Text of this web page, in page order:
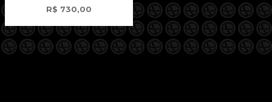
R$ 730,00